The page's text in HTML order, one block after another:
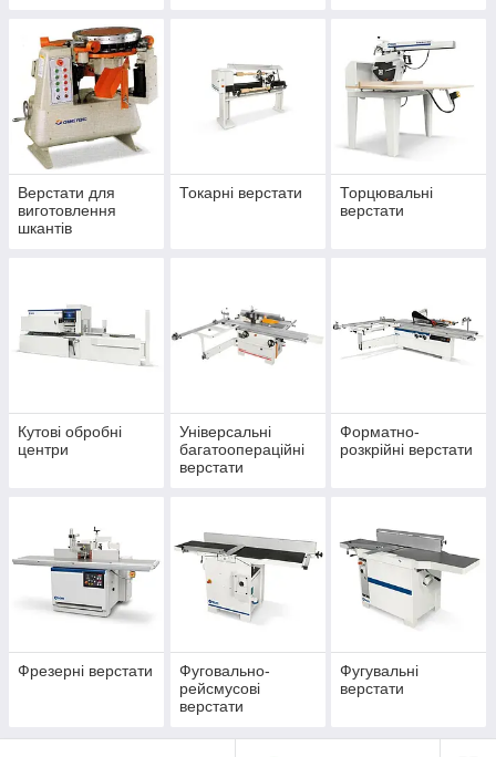
Верстати для
виготовлення
шкантів
Токарні верстати
Торцювальні
верстати
Кутові обробні
центри
Універсальні
багатоопераційні
верстати
Форматно-
розкрійні верстати
Фрезерні верстати
Фуговально-
рейсмусові
верстати
Фугувальні
верстати